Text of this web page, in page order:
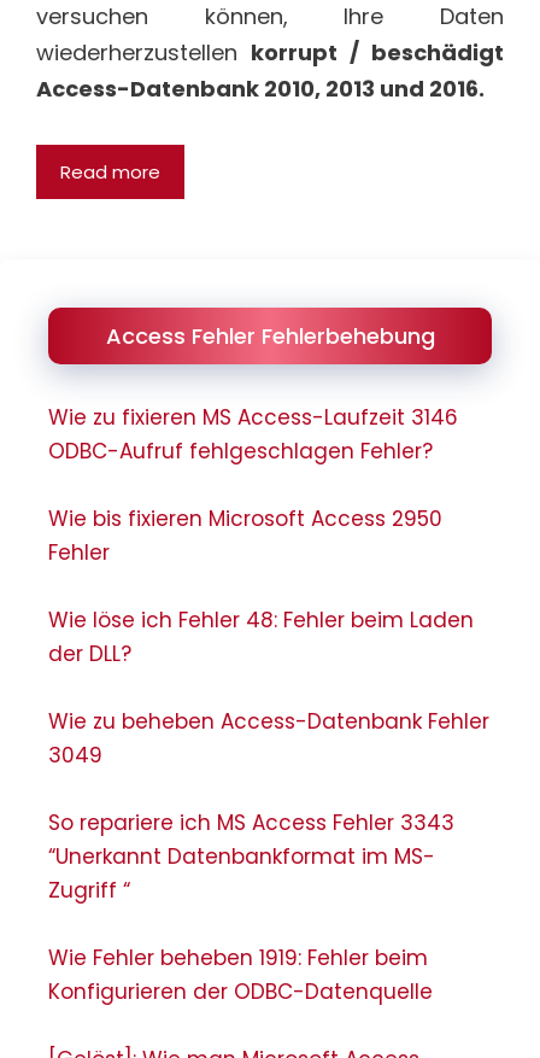
versuchen können, Ihre Daten
wiederherzustellen korrupt / beschädigt
Access-Datenbank 2010, 2013 und 2016.
Read more
Access Fehler Fehlerbehebung
Wie zu fixieren MS Access-Laufzeit 3146
ODBC-Aufruf fehlgeschlagen Fehler?
Wie bis fixieren Microsoft Access 2950
Fehler
Wie löse ich Fehler 48: Fehler beim Laden
der DLL?
Wie zu beheben Access-Datenbank Fehler
3049
So repariere ich MS Access Fehler 3343
“Unerkannt Datenbankformat im MS-
Zugriff “
Wie Fehler beheben 1919: Fehler beim
Konfigurieren der ODBC-Datenquelle